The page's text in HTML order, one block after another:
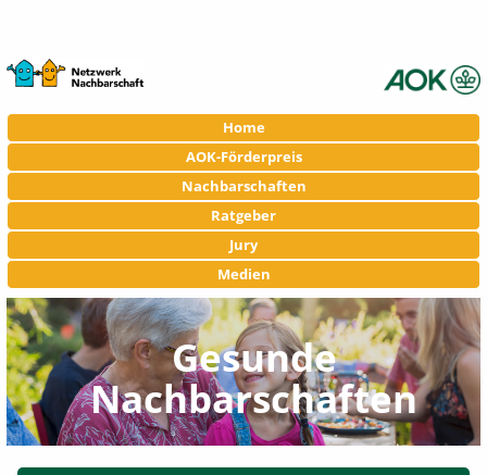
Navigation
überspringen
Home
AOK-Förderpreis
Nachbarschaften
Ratgeber
Jury
Medien
Gesunde
Nachbarschaften